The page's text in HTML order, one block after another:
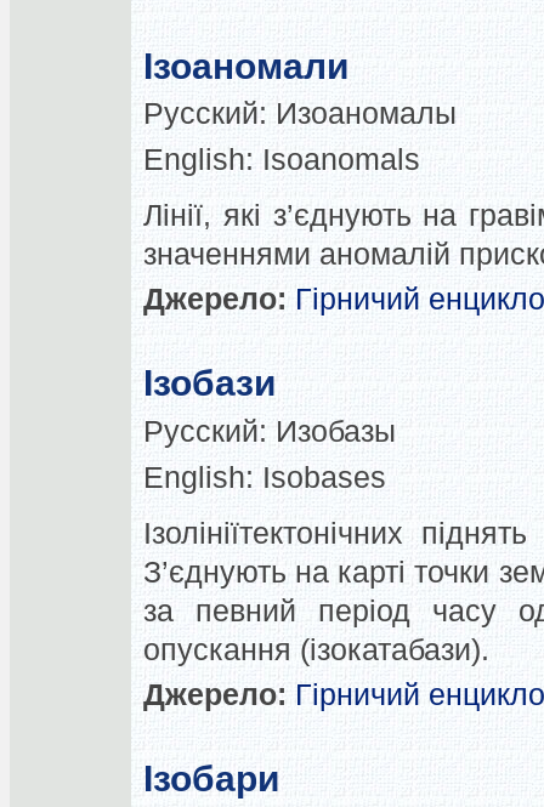
Ізоаномали
Русский: Изоаномалы
English: Isoanomals
Лінії, які з’єднують на
значеннями аномалій
Джерело: Гірничий
Ізобази
Русский: Изобазы
English: Isobases
Ізолініїтектонічних
З’єднують на карті точки
за певний період часу
опускання (ізокатабази).
Джерело: Гірничий
Ізобари